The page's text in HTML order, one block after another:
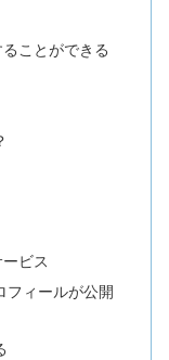
ことができる
ビス
フィールが公開